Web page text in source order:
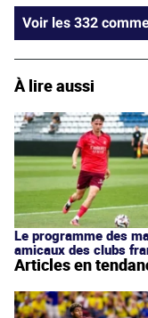
Voir les 332
À lire aussi
Le programme des
amicaux des clubs
Articles en